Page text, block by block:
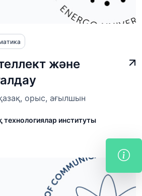
және
орыс, ағылшын
институты